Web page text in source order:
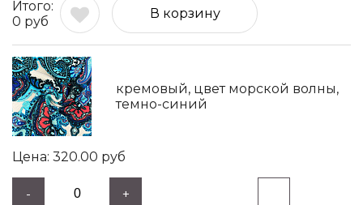
0 руб
В корзину
кремовый, цвет морской волны,
темно-синий
320.00 руб
- +